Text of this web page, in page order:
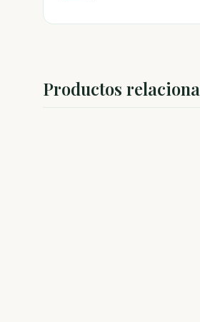
Productos